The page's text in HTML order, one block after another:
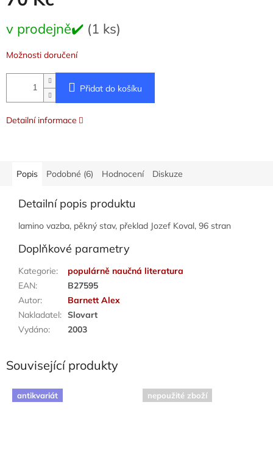
cena:
v prodejně✔️ (1 ks)
Možnosti doručení
Přidat do košíku
Detailní informace
Popis Podobné (6) Hodnocení Diskuze
Detailní popis produktu
lamino vazba, pěkný stav, překlad Jozef Koval, 96 stran
Doplňkové parametry
Kategorie:
populárně naučná literatura
EAN:
B27595
Autor:
Barnett Alex
Nakladatel: Slovart
Vydáno: 2003
Související produkty
antikvariát nepoužité zboží